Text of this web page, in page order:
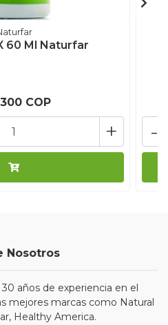
60 Ml Naturfar
COP
+ -
Nosotros
años de experiencia en el
mejores marcas como Natural
Healthy America.